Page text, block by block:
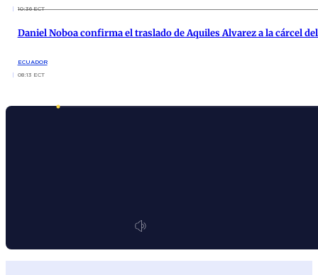
10:36 ECT
Daniel Noboa confirma el traslado de Aquiles Alvarez a la cárcel
ECUADOR
08:13 ECT